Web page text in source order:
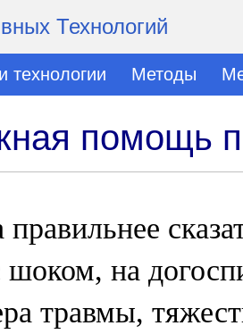
Технологий
технологии Методы
помощь
на
травмы,